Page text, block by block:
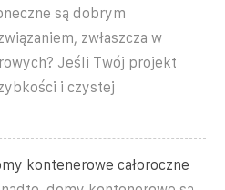
są dobrym
zwłaszcza w
Jeśli Twój projekt
i czystej
kontenerowe całoroczne